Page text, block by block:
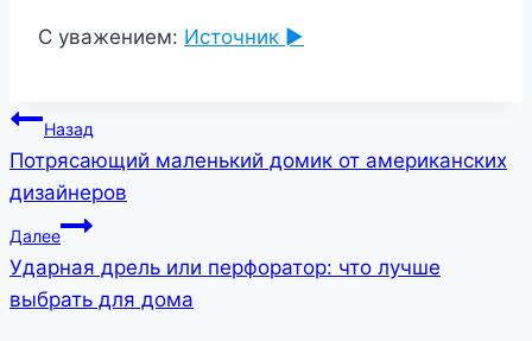
С уважением: Источник ►
Навигация
по
записям
Назад
Потрясающий маленький домик от американских
дизайнеров
Далее
Ударная дрель или перфоратор: что лучше
выбрать для дома